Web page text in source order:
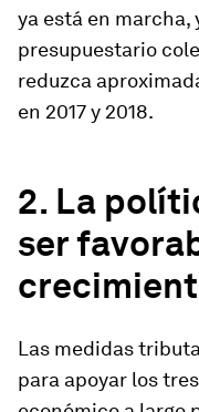
ya está en marcha,
presupuestario
reduzca
en 2017 y 2018.
2. La
ser
Las medidas
para apoyar los